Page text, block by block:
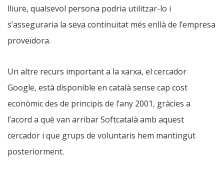
lliure, qualsevol persona podria utilitzar-lo i
s’asseguraria la seva continuïtat més enllà de l’empresa
proveïdora.
Un altre recurs important a la xarxa, el cercador
Google, està disponible en català sense cap cost
econòmic des de principis de l’any 2001, gràcies a
l’acord a què van arribar Softcatalà amb aquest
cercador i que grups de voluntaris hem mantingut
posteriorment.